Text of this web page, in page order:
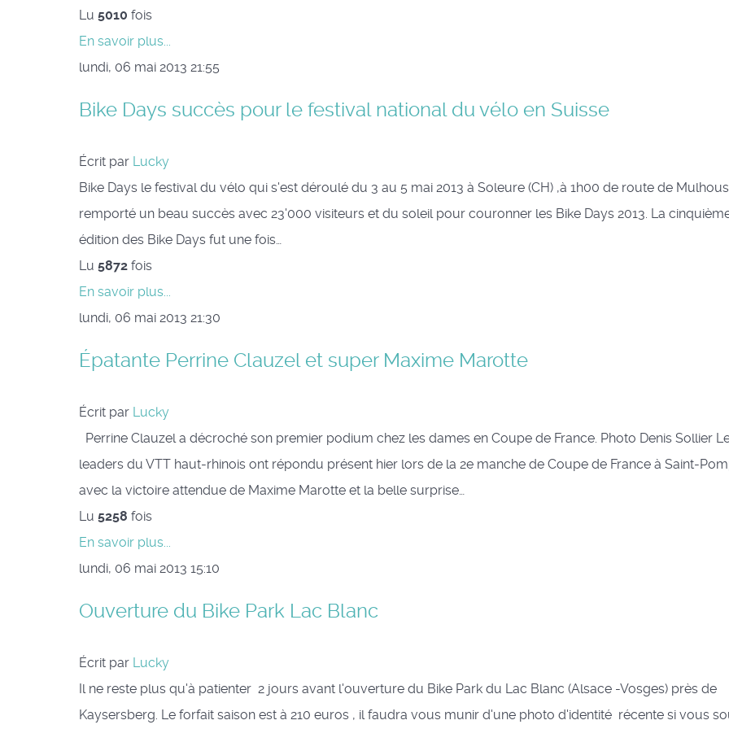
Lu 5010 fois
En savoir plus...
lundi, 06 mai 2013 21:55
Bike Days succès pour le festival national du vélo en Suisse
Écrit par Lucky
Bike Days le festival du vélo qui s'est déroulé du 3 au 5 mai 2013 à Soleure (CH) ,à 1h00 de route de
remporté un beau succès avec 23'000 visiteurs et du soleil pour couronner les Bike Days 2013. La
édition des Bike Days fut une fois…
Lu 5872 fois
En savoir plus...
lundi, 06 mai 2013 21:30
Épatante Perrine Clauzel et super Maxime Marotte
Écrit par Lucky
Perrine Clauzel a décroché son premier podium chez les dames en Coupe de France. Photo Denis Sollier
leaders du VTT haut-rhinois ont répondu présent hier lors de la 2e manche de Coupe de France à Saint-
avec la victoire attendue de Maxime Marotte et la belle surprise…
Lu 5258 fois
En savoir plus...
lundi, 06 mai 2013 15:10
Ouverture du Bike Park Lac Blanc
Écrit par Lucky
Il ne reste plus qu'à patienter 2 jours avant l'ouverture du Bike Park du Lac Blanc (Alsace -Vosges) près de
Kaysersberg. Le forfait saison est à 210 euros , il faudra vous munir d'une photo d'identité récente si vous